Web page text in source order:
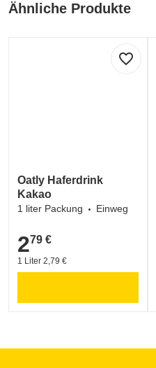
Ähnliche Produkte
favorite_border
Oatly Haferdrink
Kakao
1 liter Packung Einweg
2,79 €
279 €
1 Liter 2,79 €